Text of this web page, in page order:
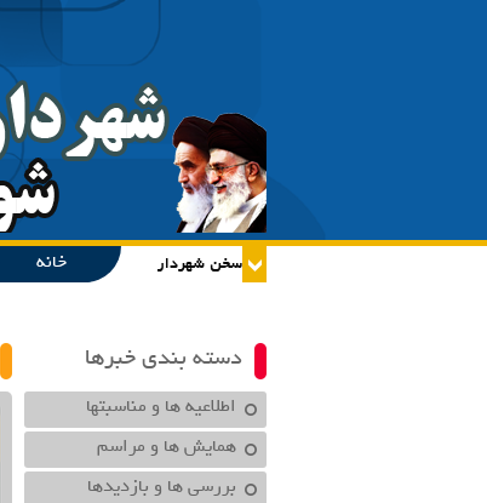
خانه
دسته بندی خبرها
اطلاعیه ها و مناسبتها
همایش ها و مراسم
بررسی ها و بازدیدها